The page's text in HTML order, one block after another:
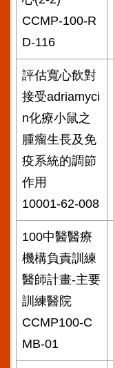
CCMP-100-R
D-116
評估寬心飲對
接受adriamyci
n化療小鼠之
腫瘤生長及免
疫系統的調節
作用
10001-62-008
100中醫醫療
機構負責訓練
醫師計畫-主要
訓練醫院
CCMP100-C
MB-01